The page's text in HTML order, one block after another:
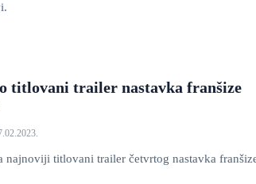
titlovani trailer nastavka franšize
najnoviji titlovani trailer četvrtog nastavka